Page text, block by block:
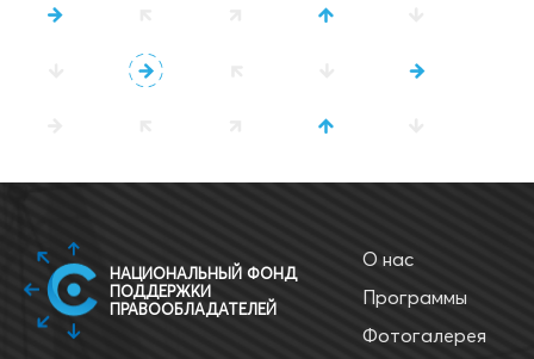
НАЦИОНАЛЬНЫЙ ФОНД
ПОДДЕРЖКИ
ПРАВООБЛАДАТЕЛЕЙ
О нас
Программы
Фотогалерея